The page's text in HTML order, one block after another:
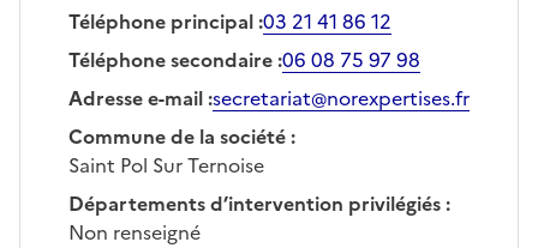
Téléphone principal:03 21 41 86 12
Téléphone secondaire:06 08 75 97 98
Adresse e-mail:secretariat@norexpertises.fr
Commune de la société:
Saint Pol Sur Ternoise
Départements d’intervention privilégiés:
Non renseigné